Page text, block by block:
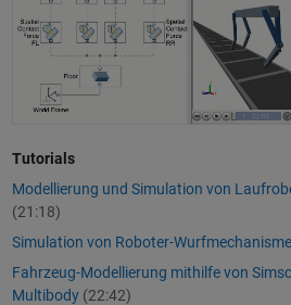
Tutorials
Modellierung und Simulation von
(21:18)
Simulation von Roboter-
Fahrzeug-Modellierung mithilfe von
Multibody (22:42)